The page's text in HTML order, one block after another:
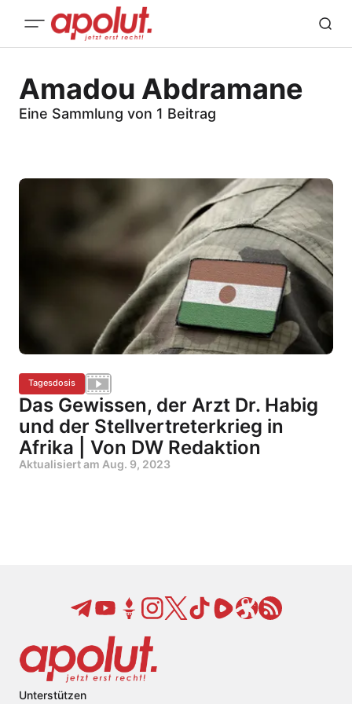
Amadou Abdramane
Eine Sammlung von 1 Beitrag
Tagesdosis
Das Gewissen, der Arzt Dr. Habig
und der Stellvertreterkrieg in
Afrika | Von DW Redaktion
Aktualisiert am Aug. 9, 2023
Unterstützen